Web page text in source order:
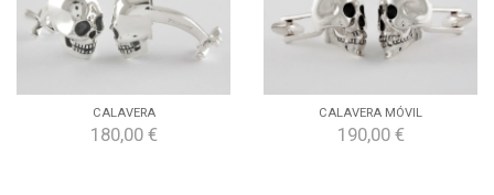
CALAVERA
180,00 €
CALAVERA MÓVIL
190,00 €